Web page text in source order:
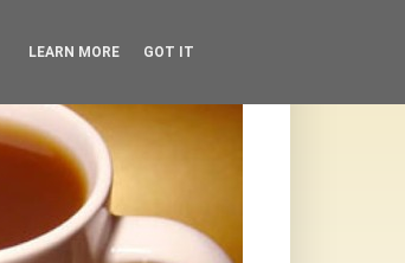
LEARN MORE GOT IT